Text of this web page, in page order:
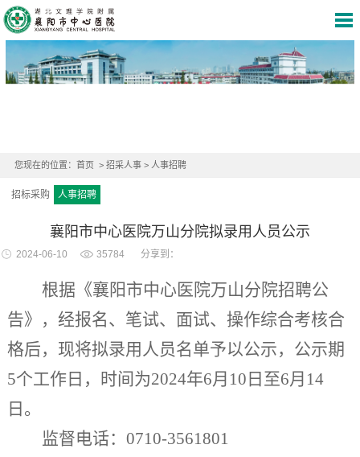
您现在的位置： 首页 > 招采人事 > 人事招聘
招标采购 人事招聘
襄阳市中心医院万山分院拟录用人员公示
2024-06-10 35784 分享到：
根据《襄阳市中心医院万山分院招聘公
告》，经报名、笔试、面试、操作综合考核合
格后，现将拟录用人员名单予以公示，公示期
5个工作日，时间为2024年6月10日至6月14
日。
监督电话：0710-3561801